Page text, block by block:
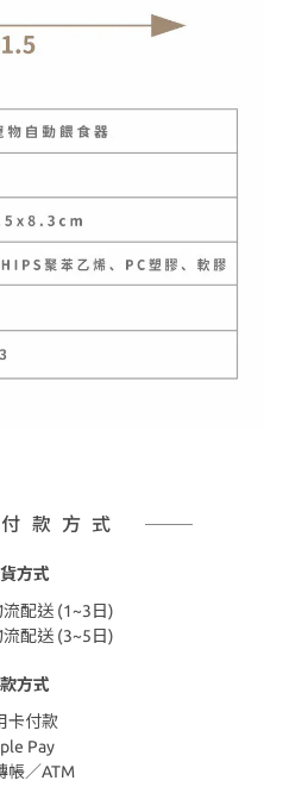
款方式
方式
配送 (1~3日)
配送 (3~5日)
方式
卡付款
Pay
帳／ATM